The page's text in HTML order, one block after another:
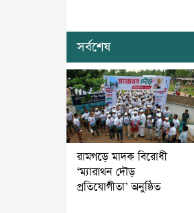
সর্বশেষ
রামগড়ে মাদক বিরোধী
‘ম্যারাথন দৌড়
প্রতিযোগীতা’ অনুষ্ঠিত